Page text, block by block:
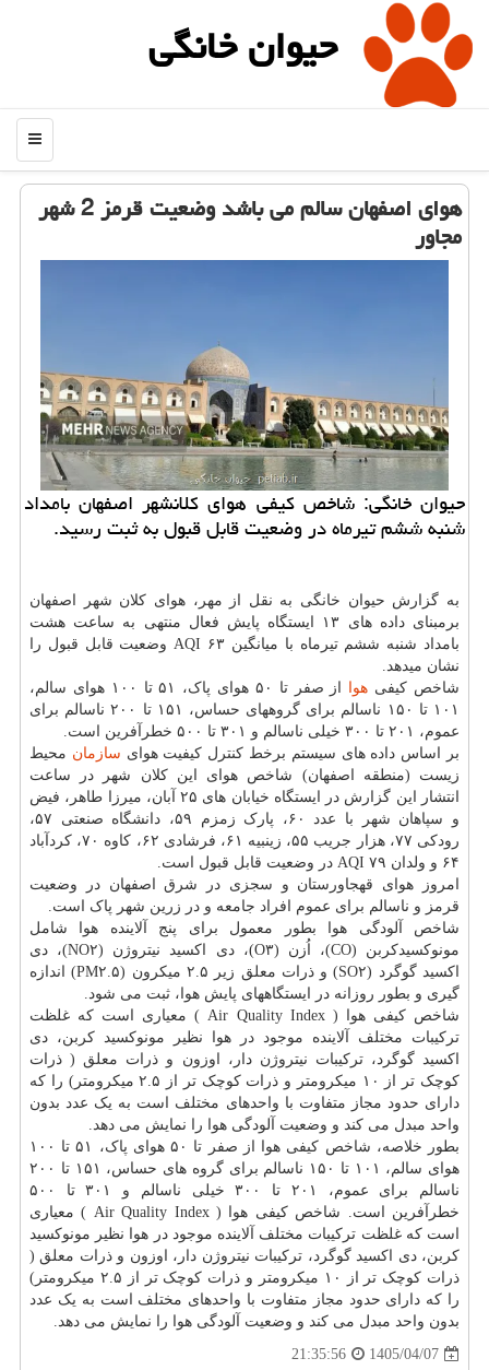
حیوان خانگی
منو
هوای اصفهان سالم می باشد وضعیت قرمز 2 شهر
مجاور
حیوان خانگی: شاخص کیفی هوای کلانشهر اصفهان بامداد
شنبه ششم تیرماه در وضعیت قابل قبول به ثبت رسید.
به گزارش حیوان خانگی به نقل از مهر، هوای کلان شهر اصفهان
برمبنای داده های ۱۳ ایستگاه پایش فعال منتهی به ساعت هشت
بامداد شنبه ششم تیرماه با میانگین ۶۳ AQI وضعیت قابل قبول را
نشان میدهد.
شاخص کیفی هوا
از صفر تا ۵۰ هوای پاک، ۵۱ تا ۱۰۰ هوای سالم،
۱۰۱ تا ۱۵۰ ناسالم برای گروههای حساس، ۱۵۱ تا ۲۰۰ ناسالم برای
عموم، ۲۰۱ تا ۳۰۰ خیلی ناسالم و ۳۰۱ تا ۵۰۰ خطرآفرین است.
بر اساس داده های سیستم برخط کنترل کیفیت هوای سازمان محیط
زیست (منطقه اصفهان) شاخص هوای این کلان شهر در ساعت
انتشار این گزارش در ایستگاه خیابان های ۲۵ آبان، میرزا طاهر، فیض
و سپاهان شهر با عدد ۶۰، پارک زمزم ۵۹، دانشگاه صنعتی ۵۷،
رودکی ۷۷، هزار جریب ۵۵، زینبیه ۶۱، فرشادی ۶۲، کاوه ۷۰، کردآباد
۶۴ و ولدان ۷۹ AQI در وضعیت قابل قبول است.
امروز هوای قهجاورستان و سجزی در شرق اصفهان در وضعیت
قرمز و ناسالم برای عموم افراد جامعه و در زرین شهر پاک است.
شاخص آلودگی هوا بطور معمول برای پنج آلاینده هوا شامل
مونوکسیدکربن (CO)، اُزن (O۳)، دی اکسید نیتروژن (NO۲)، دی
اکسید گوگرد (SO۲) و ذرات معلق زیر ۲.۵ میکرون (PM۲.۵) اندازه
گیری و بطور روزانه در ایستگاههای پایش هوا، ثبت می شود.
شاخص کیفی هوا ( Air Quality Index ) معیاری است که غلظت
ترکیبات مختلف آلاینده موجود در هوا نظیر مونوکسید کربن، دی
اکسید گوگرد، ترکیبات نیتروژن دار، اوزون و ذرات معلق ( ذرات
کوچک تر از ۱۰ میکرومتر و ذرات کوچک تر از ۲.۵ میکرومتر) را که
دارای حدود مجاز متفاوت با واحدهای مختلف است به یک عدد بدون
واحد مبدل می کند و وضعیت آلودگی هوا را نمایش می دهد.
بطور خلاصه، شاخص کیفی هوا از صفر تا ۵۰ هوای پاک، ۵۱ تا ۱۰۰
هوای سالم، ۱۰۱ تا ۱۵۰ ناسالم برای گروه های حساس، ۱۵۱ تا ۲۰۰
ناسالم برای عموم، ۲۰۱ تا ۳۰۰ خیلی ناسالم و ۳۰۱ تا ۵۰۰
خطرآفرین است. شاخص کیفی هوا ( Air Quality Index ) معیاری
است که غلظت ترکیبات مختلف آلاینده موجود در هوا نظیر مونوکسید
کربن، دی اکسید گوگرد، ترکیبات نیتروژن دار، اوزون و ذرات معلق (
ذرات کوچک تر از ۱۰ میکرومتر و ذرات کوچک تر از ۲.۵ میکرومتر)
را که دارای حدود مجاز متفاوت با واحدهای مختلف است به یک عدد
بدون واحد مبدل می کند و وضعیت آلودگی هوا را نمایش می دهد.
1405/04/07
21:35:56